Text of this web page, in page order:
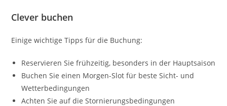
Clever buchen
Einige wichtige Tipps für die Buchung:
Reservieren Sie frühzeitig, besonders in der Hauptsaison
Buchen Sie einen Morgen-Slot für beste Sicht- und
Wetterbedingungen
Achten Sie auf die Stornierungsbedingungen